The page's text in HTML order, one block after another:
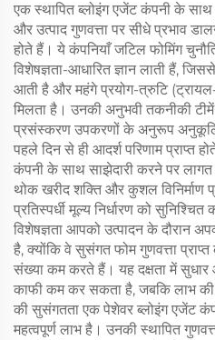
एक स्थापित ब्लोइंग एजेंट कंपनी के
और उत्पाद गुणवत्ता पर सीधे प्रभाव
होते हैं। ये कंपनियाँ जटिल फोमिंग
विशेषज्ञता-आधारित ज्ञान लाती हैं,
आती है और महंगे प्रयोग-त्रुटि
मिलता है। उनकी अनुभवी तकनीकी
प्रसंस्करण उपकरणों के अनुरूप
पहले दिन से ही आदर्श परिणाम प्राप्त
कंपनी के साथ साझेदारी करने पर
थोक खरीद शक्ति और कुशल विनिर्माण
प्रतिस्पर्धी मूल्य निर्धारण को
विशेषज्ञता आपको उत्पादन के दौरान
है, क्योंकि वे सुसंगत फोम गुणवत्ता
संख्या कम करते हैं। यह दक्षता में सुधार
काफी कम कर सकता है, जबकि लाभ की
की सुसंगतता एक पेशेवर ब्लोइंग एजेंट
महत्वपूर्ण लाभ है। उनकी स्थापित